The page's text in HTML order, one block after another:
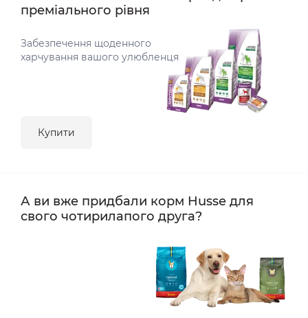
преміального рівня
Забезпечення щоденного
харчування вашого улюбленця
Купити
А ви вже придбали корм Husse для
свого чотирилапого друга?